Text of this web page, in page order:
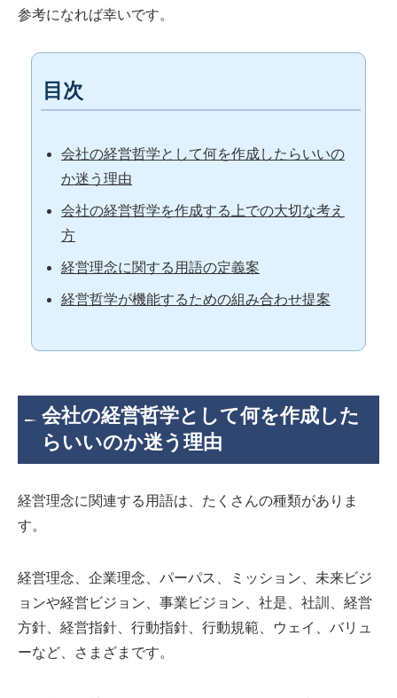
参考になれば幸いです。
目次
会社の経営哲学として何を作成したらいいの
か迷う理由
会社の経営哲学を作成する上での大切な考え
方
経営理念に関する用語の定義案
経営哲学が機能するための組み合わせ提案
会社の経営哲学として何を作成した
らいいのか迷う理由
経営理念に関連する用語は、たくさんの種類がありま
す。
経営理念、企業理念、パーパス、ミッション、未来ビジ
ョンや経営ビジョン、事業ビジョン、社是、社訓、経営
方針、経営指針、行動指針、行動規範、ウェイ、バリュ
ーなど、さまざまです。